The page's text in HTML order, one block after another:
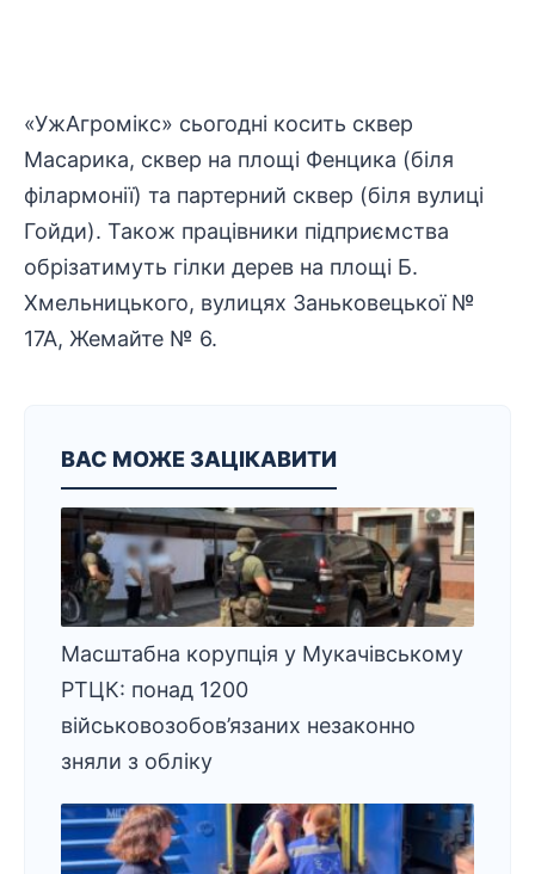
«УжАгромікс» сьогодні косить сквер
Масарика, сквер на площі Фенцика (біля
філармонії) та партерний сквер (біля вулиці
Гойди). Також працівники підприємства
обрізатимуть гілки дерев на площі Б.
Хмельницького, вулицях Заньковецької №
17А, Жемайте № 6.
ВАС МОЖЕ ЗАЦІКАВИТИ
Масштабна корупція у Мукачівському
РТЦК: понад 1200
військовозобов’язаних незаконно
зняли з обліку